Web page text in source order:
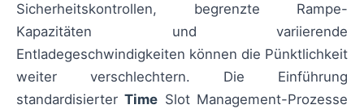
Sicherheitskontrollen, begrenzte Rampe-
Kapazitäten und variierende
Entladegeschwindigkeiten können die Pünktlichkeit
weiter verschlechtern. Die Einführung
standardisierterTime Slot Management-Prozesse